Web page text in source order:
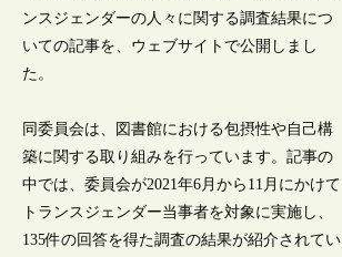
ンスジェンダーの人々に関する調査結果につ
いての記事を、ウェブサイトで公開しまし
た。
同委員会は、図書館における包摂性や自己構
築に関する取り組みを行っています。記事の
中では、委員会が2021年6月から11月にかけて
トランスジェンダー当事者を対象に実施し、
135件の回答を得た調査の結果が紹介されてい